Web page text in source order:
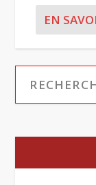
EN